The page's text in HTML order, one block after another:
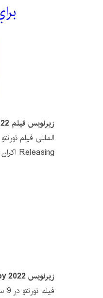
زیرنویس فیلم Baby Ruby 2022
Releasing اکران شود.
زیرنویس Baby Ruby 2022